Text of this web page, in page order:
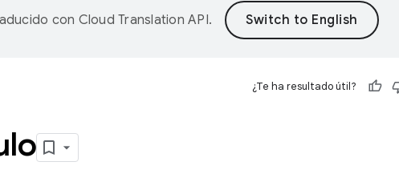
con Cloud Translation API.
¿Te ha resultado útil?